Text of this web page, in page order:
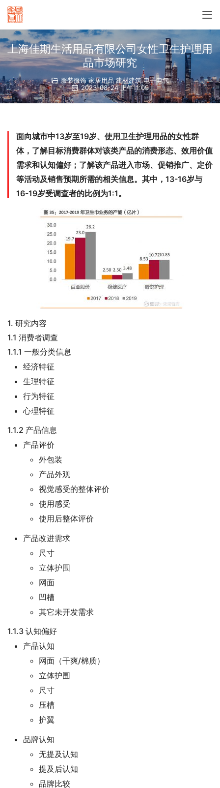
上海佳期生活用品有限公司女性卫生护理用
品市场研究
服装服饰 家居用品 建材建筑 电子电气
2023-08-24 上午11:09
面向城市中13岁至19岁、使用卫生护理用品的女性群
体，了解目标消费群体对该类产品的消费形态、效用价值
需求和认知偏好；了解该产品进入市场、促销推广、定价
等活动及销售预期所需的相关信息。其中，13-16岁与
16-19岁受调查者的比例为1:1。
1. 研究内容
1.1 消费者调查
1.1.1 一般分类信息
经济特征
生理特征
行为特征
心理特征
1.1.2 产品信息
产品评价
外包装
产品外观
视觉感受的整体评价
使用感受
使用后整体评价
产品改进需求
尺寸
立体护围
网面
凹槽
其它未开发需求
1.1.3 认知偏好
产品认知
网面（干爽/棉质）
立体护围
尺寸
压槽
护翼
品牌认知
无提及认知
提及后认知
品牌比较